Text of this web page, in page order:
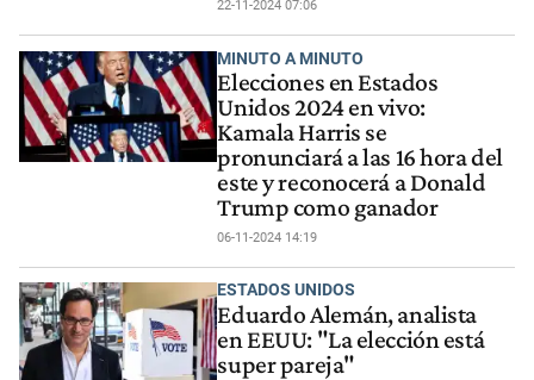
22-11-2024 07:06
MINUTO A MINUTO
Elecciones en Estados
Unidos 2024 en vivo:
Kamala Harris se
pronunciará a las 16 hora del
este y reconocerá a Donald
Trump como ganador
06-11-2024 14:19
ESTADOS UNIDOS
Eduardo Alemán, analista
en EEUU: "La elección está
super pareja"